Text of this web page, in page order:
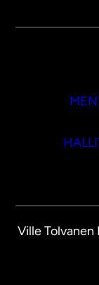
Ville Tolvanen I